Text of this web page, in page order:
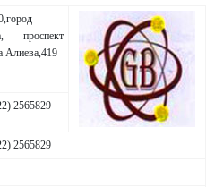
проспект
Алиева,419
2565829
2565829